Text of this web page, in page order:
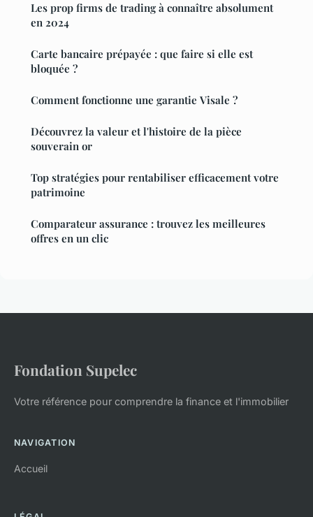
Les prop firms de trading à connaître absolument
en 2024
Carte bancaire prépayée : que faire si elle est
bloquée ?
Comment fonctionne une garantie Visale ?
Découvrez la valeur et l'histoire de la pièce
souverain or
Top stratégies pour rentabiliser efficacement votre
patrimoine
Comparateur assurance : trouvez les meilleures
offres en un clic
Fondation Supelec
Votre référence pour comprendre la finance et l'immobilier
NAVIGATION
Accueil